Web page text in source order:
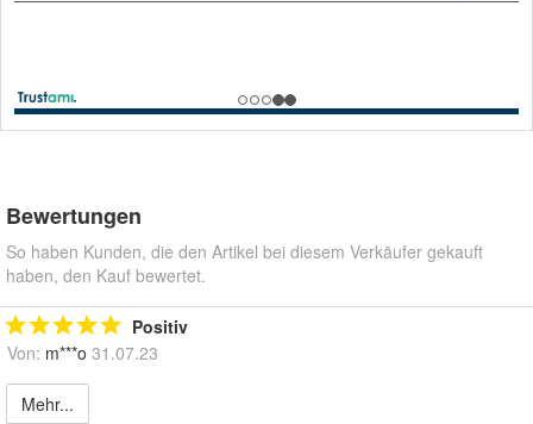
Bewertungen
So haben Kunden, die den Artikel bei diesem Verkäufer gekauft
haben, den Kauf bewertet.
Positiv
Von: m***o 31.07.23
Mehr...